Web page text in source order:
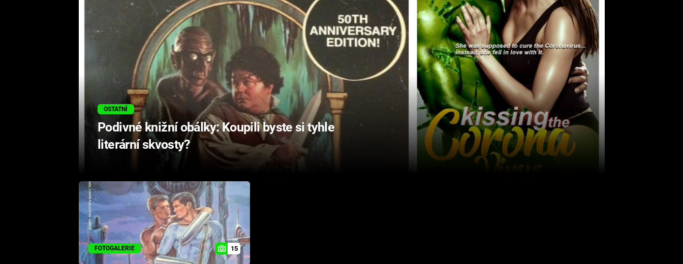
OSTATNÍ
Podivné knižní obálky: Koupili byste si tyhle
literární skvosty?
FOTOGALERIE 15